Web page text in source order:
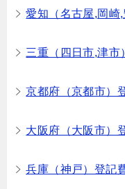
愛知（名古屋,岡崎
三重（四日市,津市
京都府（京都市）
大阪府（大阪市）
兵庫（神戸）登記